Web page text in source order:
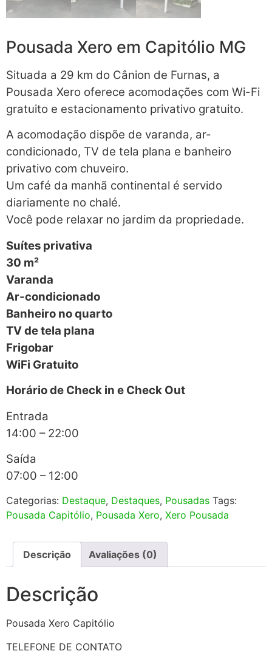
Pousada Xero em Capitólio MG
Situada a 29 km do Cânion de Furnas, a
Pousada Xero oferece acomodações com Wi-Fi
gratuito e estacionamento privativo gratuito.
A acomodação dispõe de varanda, ar-
condicionado, TV de tela plana e banheiro
privativo com chuveiro.
Um café da manhã continental é servido
diariamente no chalé.
Você pode relaxar no jardim da propriedade.
Suítes privativa
30 m²
Varanda
Ar-condicionado
Banheiro no quarto
TV de tela plana
Frigobar
WiFi Gratuito
Horário de Check in e Check Out
Entrada
14:00 – 22:00
Saída
07:00 – 12:00
Categorias: Destaque, Destaques, Pousadas Tags:
Pousada Capitólio, Pousada Xero, Xero Pousada
Descrição Avaliações (0)
Descrição
Pousada Xero Capitólio
TELEFONE DE CONTATO